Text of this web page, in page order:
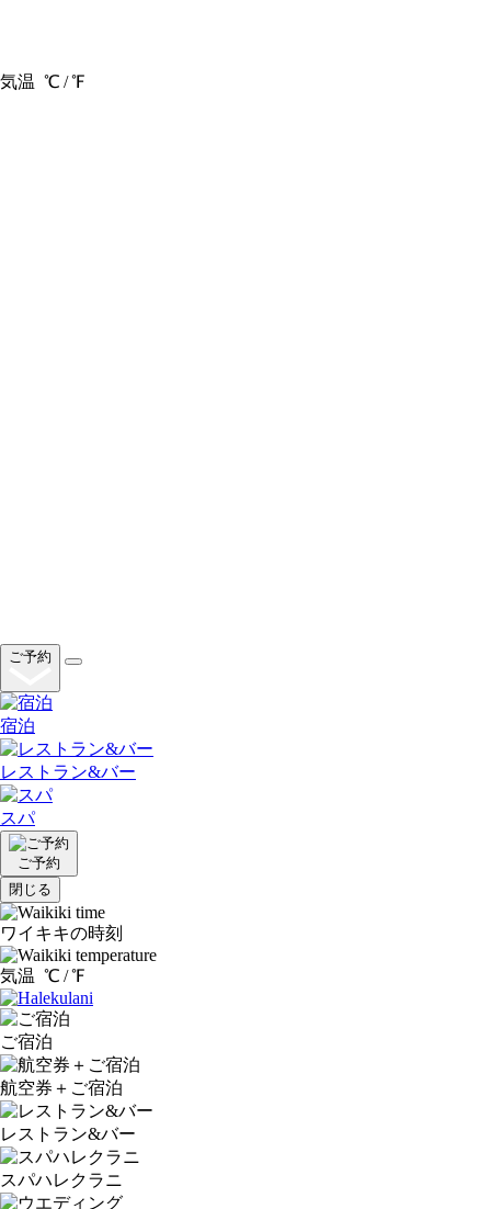
気温 ℃ /℉
ご予約
宿泊
レストラン&バー
スパ
ご予約
閉じる
ワイキキの時刻
気温 ℃ /℉
ご宿泊
航空券＋ご宿泊
レストラン&バー
スパハレクラニ